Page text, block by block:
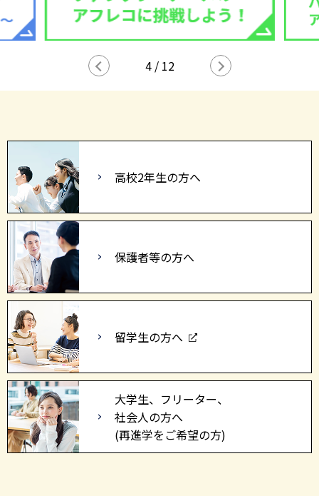
5/ 12
高校2年生の方へ
保護者等の方へ
留学生の方へ
大学生、フリーター、
社会人の方へ
(再進学をご希望の方)